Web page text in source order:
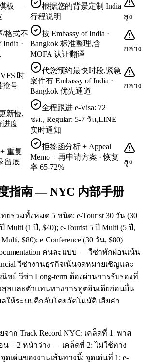
板 —
根据您的背景定制 India
行程说明
สูง
/格式不
India ·
按 Embassy of India ·
Bangkok 标准整理,含
MOFA 认证翻译
กลาง
时
抢号
代您预约最快时段,紧急
案件有 Embassy of India ·
Bangkok 优先通道
กลาง
新慢,
进度
全程跟进 e-Visa: 72
ชม., Regular: 5-7 วัน,LINE
实时通知
重复
留底
拒签函分析 + Appeal
Memo + 再申请方案 · 恢复
率 65-72%
สูง
指南 — NYC 内部手册
ยรวมทั้งหมด 5 ชนิด: e-Tourist 30 วัน (30
Multi (1 ปี, $40); e-Tourist 5 ปี Multi (5 ปี,
$80); e-Conference (30 วัน, $80)
คนละแบบ — วีซ่าพักผ่อนเน้น
วีซ่างานธุรกิจเน้นจดหมายเชิญและ
ย์ วีซ่า Long-term ต้องผ่านการรับรองที่
สุลและตัวแทนทางการทูตอินเดียก่อนยื่น
ให้ระบบตีกลับโดยอัตโนมัติ เสียค่า
าก Track Record NYC: เคล็ดที่ 1: พาส
น + 2 หน้าว่าง — เคล็ดที่ 2: ไม่ใช้ทาง
จุดเด่นของงานเส้นทางนี้: จุดเด่นที่ 1: e-